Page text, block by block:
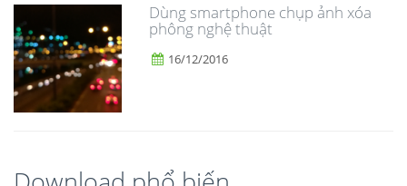
Dùng smartphone chụp ảnh xóa
phông nghệ thuật
16/12/2016